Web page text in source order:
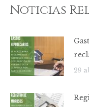
Noticias
29